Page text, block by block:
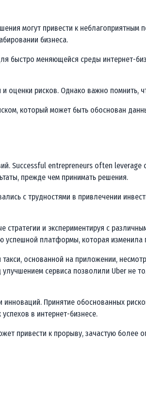
могут привести к
бизнеса.
быстро меняющейся среды интернет-
оценки рисков. Однако важно помнить,
который может быть обоснован
Successful entrepreneurs often
прежде чем принимать решения.
с трудностями в привлечении
и экспериментируя с
успешной платформы, которая изменила
основанной на приложении,
сервиса позволили Uber не
Принятие обоснованных
в интернет-бизнесе.
привести к прорыву, зачастую более